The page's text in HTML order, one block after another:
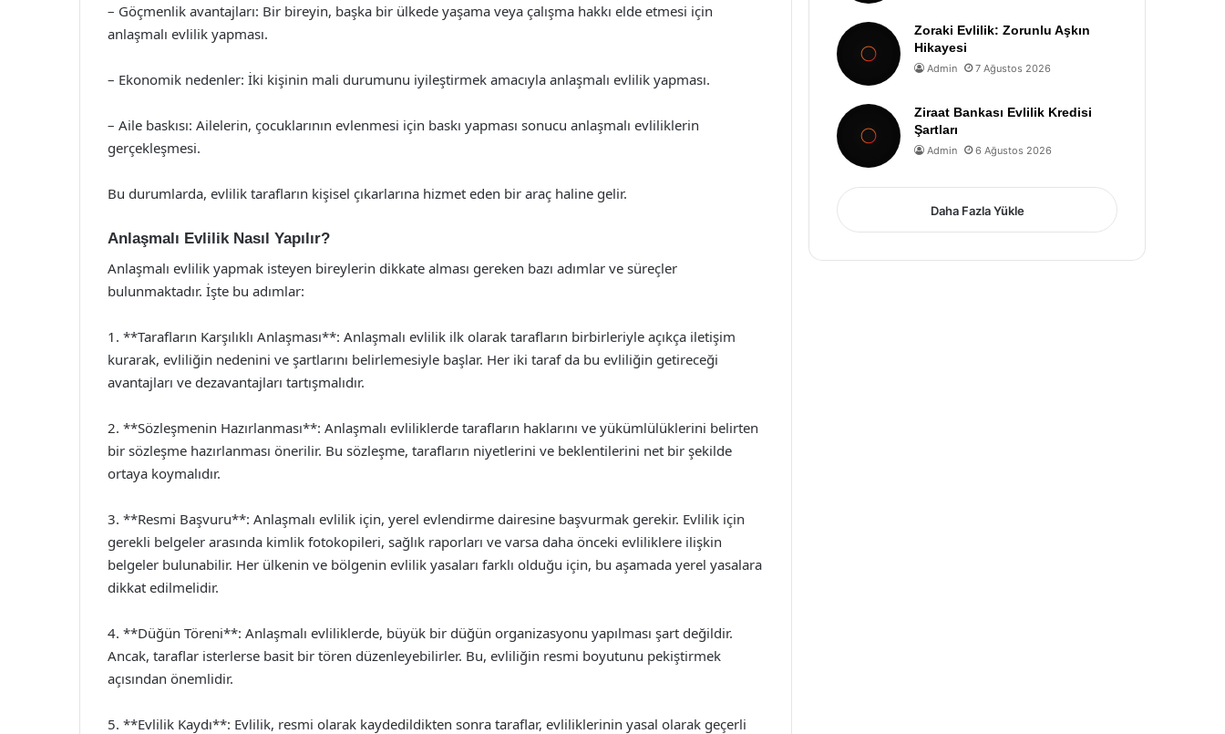
– Göçmenlik avantajları: Bir bireyin, başka bir ülkede yaşama veya çalışma hakkı elde etmesi için
anlaşmalı evlilik yapması.
– Ekonomik nedenler: İki kişinin mali durumunu iyileştirmek amacıyla anlaşmalı evlilik yapması.
– Aile baskısı: Ailelerin, çocuklarının evlenmesi için baskı yapması sonucu anlaşmalı evliliklerin
gerçekleşmesi.
Bu durumlarda, evlilik tarafların kişisel çıkarlarına hizmet eden bir araç haline gelir.
Anlaşmalı Evlilik Nasıl Yapılır?
Anlaşmalı evlilik yapmak isteyen bireylerin dikkate alması gereken bazı adımlar ve süreçler
bulunmaktadır. İşte bu adımlar:
1. **Tarafların Karşılıklı Anlaşması**: Anlaşmalı evlilik ilk olarak tarafların birbirleriyle açıkça iletişim
kurarak, evliliğin nedenini ve şartlarını belirlemesiyle başlar. Her iki taraf da bu evliliğin getireceği
avantajları ve dezavantajları tartışmalıdır.
2. **Sözleşmenin Hazırlanması**: Anlaşmalı evliliklerde tarafların haklarını ve yükümlülüklerini belirten
bir sözleşme hazırlanması önerilir. Bu sözleşme, tarafların niyetlerini ve beklentilerini net bir şekilde
ortaya koymalıdır.
3. **Resmi Başvuru**: Anlaşmalı evlilik için, yerel evlendirme dairesine başvurmak gerekir. Evlilik için
gerekli belgeler arasında kimlik fotokopileri, sağlık raporları ve varsa daha önceki evliliklere ilişkin
belgeler bulunabilir. Her ülkenin ve bölgenin evlilik yasaları farklı olduğu için, bu aşamada yerel yasalara
dikkat edilmelidir.
4. **Düğün Töreni**: Anlaşmalı evliliklerde, büyük bir düğün organizasyonu yapılması şart değildir.
Ancak, taraflar isterlerse basit bir tören düzenleyebilirler. Bu, evliliğin resmi boyutunu pekiştirmek
açısından önemlidir.
5. **Evlilik Kaydı**: Evlilik, resmi olarak kaydedildikten sonra taraflar, evliliklerinin yasal olarak geçerli
Zoraki Evlilik: Zorunlu Aşkın
Hikayesi
Admin 7 Ağustos 2026
Ziraat Bankası Evlilik Kredisi
Şartları
Admin 6 Ağustos 2026
Daha Fazla Yükle